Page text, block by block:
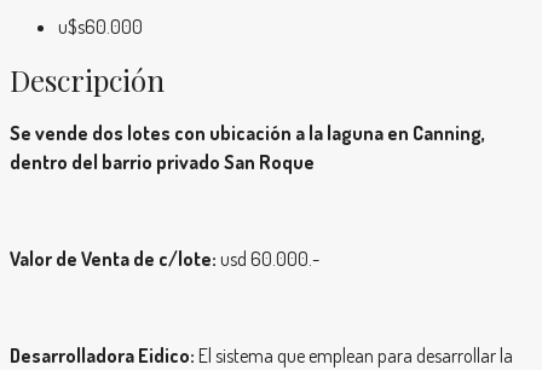
u$s60.000
Descripción
Se vende dos lotes con ubicación a la laguna en Canning,
dentro del barrio privado San Roque
Valor de Venta de c/lote: usd 60.000.-
Desarrolladora Eidico: El sistema que emplean para desarrollar la